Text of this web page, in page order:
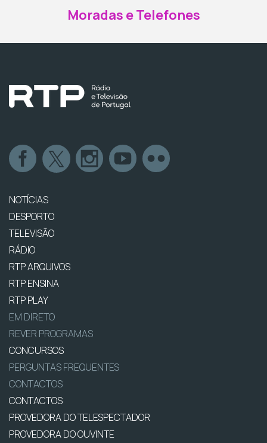
Moradas e Telefones
NOTÍCIAS
DESPORTO
TELEVISÃO
RÁDIO
RTP ARQUIVOS
RTP ENSINA
RTP PLAY
EM DIRETO
REVER PROGRAMAS
CONCURSOS
PERGUNTAS FREQUENTES
CONTACTOS
CONTACTOS
PROVEDORA DO TELESPECTADOR
PROVEDORA DO OUVINTE